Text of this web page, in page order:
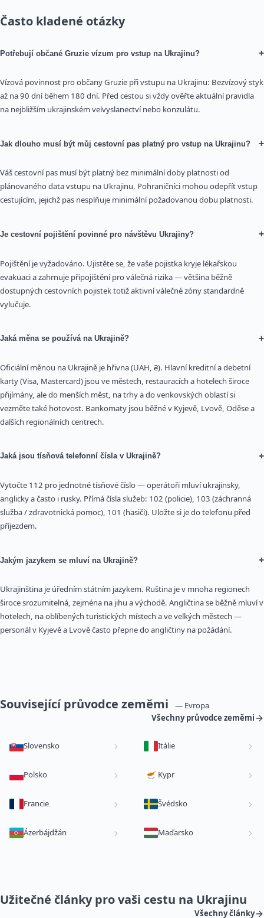
Často kladené otázky
Potřebují občané Gruzie vízum pro vstup na Ukrajinu? +
Vízová povinnost pro občany Gruzie při vstupu na Ukrajinu: Bezvízový styk
až na 90 dní během 180 dní. Před cestou si vždy ověřte aktuální pravidla
na nejbližším ukrajinském velvyslanectví nebo konzulátu.
Jak dlouho musí být můj cestovní pas platný pro vstup na Ukrajinu? +
Váš cestovní pas musí být platný bez minimální doby platnosti od
plánovaného data vstupu na Ukrajinu. Pohraničníci mohou odepřít vstup
cestujícím, jejichž pas nesplňuje minimální požadovanou dobu platnosti.
Je cestovní pojištění povinné pro návštěvu Ukrajiny? +
Pojištění je vyžadováno. Ujistěte se, že vaše pojistka kryje lékařskou
evakuaci a zahrnuje připojištění pro válečná rizika — většina běžně
dostupných cestovních pojistek totiž aktivní válečné zóny standardně
vylučuje.
Jaká měna se používá na Ukrajině? +
Oficiální měnou na Ukrajině je hřivna (UAH, ₴). Hlavní kreditní a debetní
karty (Visa, Mastercard) jsou ve městech, restauracích a hotelech široce
přijímány, ale do menších měst, na trhy a do venkovských oblastí si
vezměte také hotovost. Bankomaty jsou běžné v Kyjevě, Lvově, Oděse a
dalších regionálních centrech.
Jaká jsou tísňová telefonní čísla v Ukrajině? +
Vytočte 112 pro jednotné tísňové číslo — operátoři mluví ukrajinsky,
anglicky a často i rusky. Přímá čísla služeb: 102 (policie), 103 (záchranná
služba / zdravotnická pomoc), 101 (hasiči). Uložte si je do telefonu před
příjezdem.
Jakým jazykem se mluví na Ukrajině? +
Ukrajinština je úředním státním jazykem. Ruština je v mnoha regionech
široce srozumitelná, zejména na jihu a východě. Angličtina se běžně mluví v
hotelech, na oblíbených turistických místech a ve velkých městech —
personál v Kyjevě a Lvově často přepne do angličtiny na požádání.
Související průvodce zeměmi
— Evropa
Všechny průvodce zeměmi
Slovensko Itálie
Polsko Kypr
Francie Švédsko
Ázerbájdžán Maďarsko
Užitečné články pro vaši cestu na Ukrajinu
Všechny články